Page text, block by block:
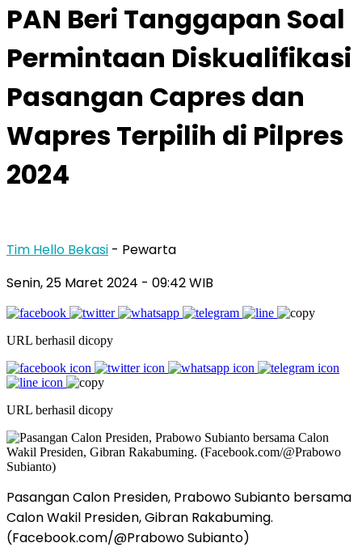
PAN Beri Tanggapan Soal
Permintaan Diskualifikasi
Pasangan Capres dan
Wapres Terpilih di Pilpres
2024
Tim Hello Bekasi - Pewarta
Senin, 25 Maret 2024 - 09:42 WIB
URL berhasil dicopy
URL berhasil dicopy
Pasangan Calon Presiden, Prabowo Subianto bersama
Calon Wakil Presiden, Gibran Rakabuming.
(Facebook.com/@Prabowo Subianto)